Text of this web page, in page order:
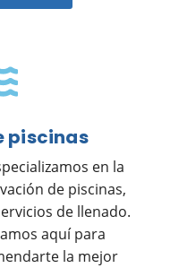
piscinas
en la
de piscinas,
de llenado.
aquí para
la mejor